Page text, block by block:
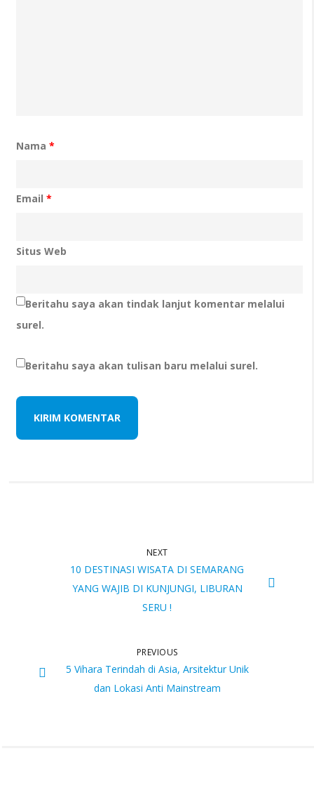
Nama*
Email*
Situs Web
Beritahu saya akan tindak lanjut komentar melalui
surel.
Beritahu saya akan tulisan baru melalui surel.
NEXT
10 DESTINASI WISATA DI SEMARANG
YANG WAJIB DI KUNJUNGI, LIBURAN
SERU !
PREVIOUS
5 Vihara Terindah di Asia, Arsitektur Unik
dan Lokasi Anti Mainstream